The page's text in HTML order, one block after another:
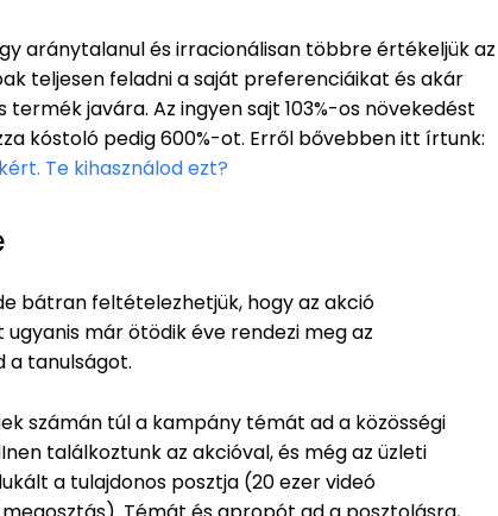
aránytalanul és irracionálisan többre értékeljük az
teljesen feladni a saját preferenciáikat és akár
javára. Az ingyen sajt 103%-os növekedést
kóstoló pedig 600%-ot. Erről bővebben itt írtunk:
Te kihasználod ezt?
bátran feltételezhetjük, hogy az akció
már ötödik éve rendezi meg az
tanulságot.
számán túl a kampány témát ad a közösségi
találkoztunk az akcióval, és még az üzleti
a tulajdonos posztja (20 ezer videó